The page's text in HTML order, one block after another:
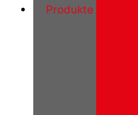
Produkte